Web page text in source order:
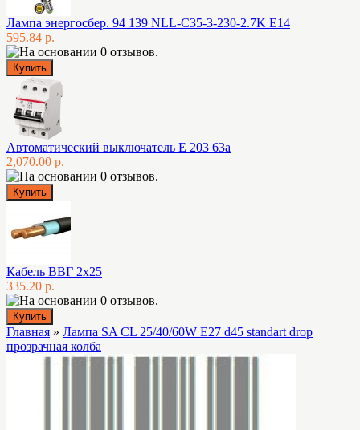
Лампа энергосбер. 94 139 NLL-C35-3-230-2.7K E14
595.84 р.
Автоматический выключатель E 203 63а
2,070.00 р.
Кабель ВВГ 2х25
335.20 р.
Главная » Лампа SA CL 25/40/60W E27 d45 standart drop
прозрачная колба